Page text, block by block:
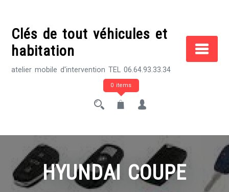
contentClés de tout véhicules et
habitation
atelier mobile d'intervention TEL 06.64.93.33.34
0 items
HYUNDAI COUPE